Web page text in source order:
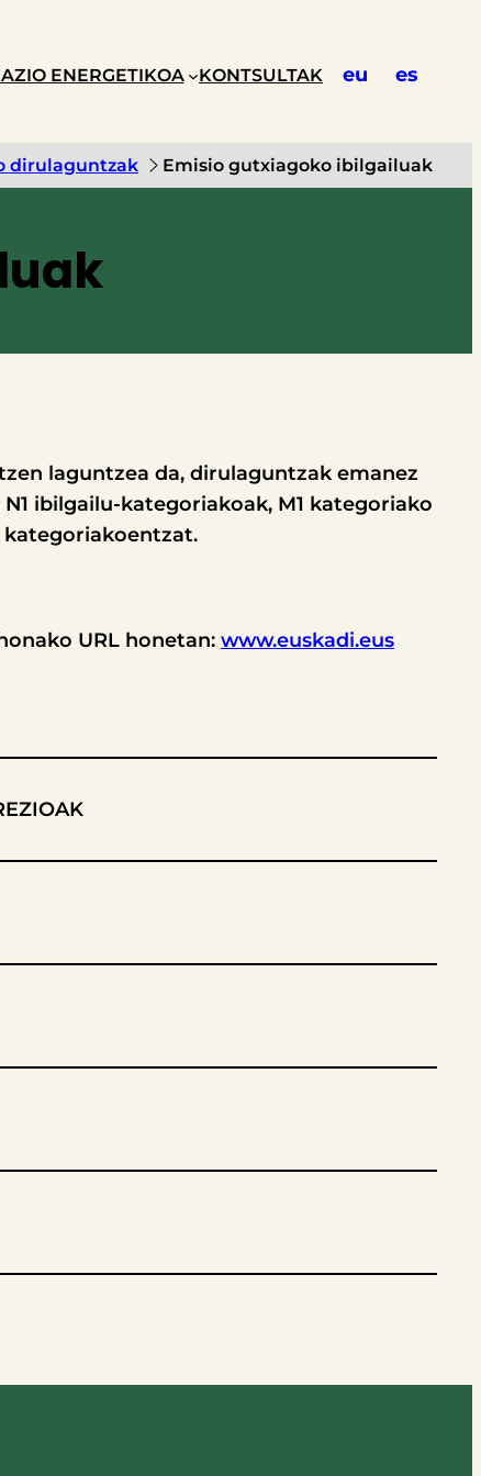
ENERGETIKOA KONTSULTAK eu es
dirulaguntzak Emisio gutxiagoko ibilgailuak
laguntzea da, dirulaguntzak emanez
ibilgailu-kategoriakoak, M1 kategoriako
kategoriakoentzat.
URL honetan: www.euskadi.eus